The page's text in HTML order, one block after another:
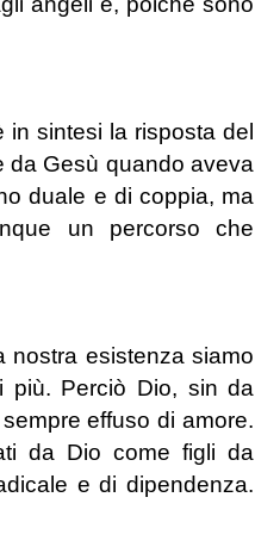
sintesi la risposta del
da Gesù quando aveva
duale e di coppia, ma
un percorso che
nostra esistenza siamo
più. Perciò Dio, sin da
effuso di amore.
da Dio come figli da
e di dipendenza.